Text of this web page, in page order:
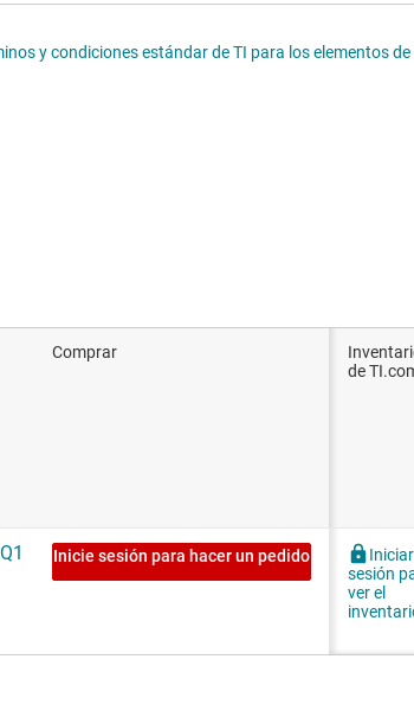
y condiciones estándar de TI para los elementos